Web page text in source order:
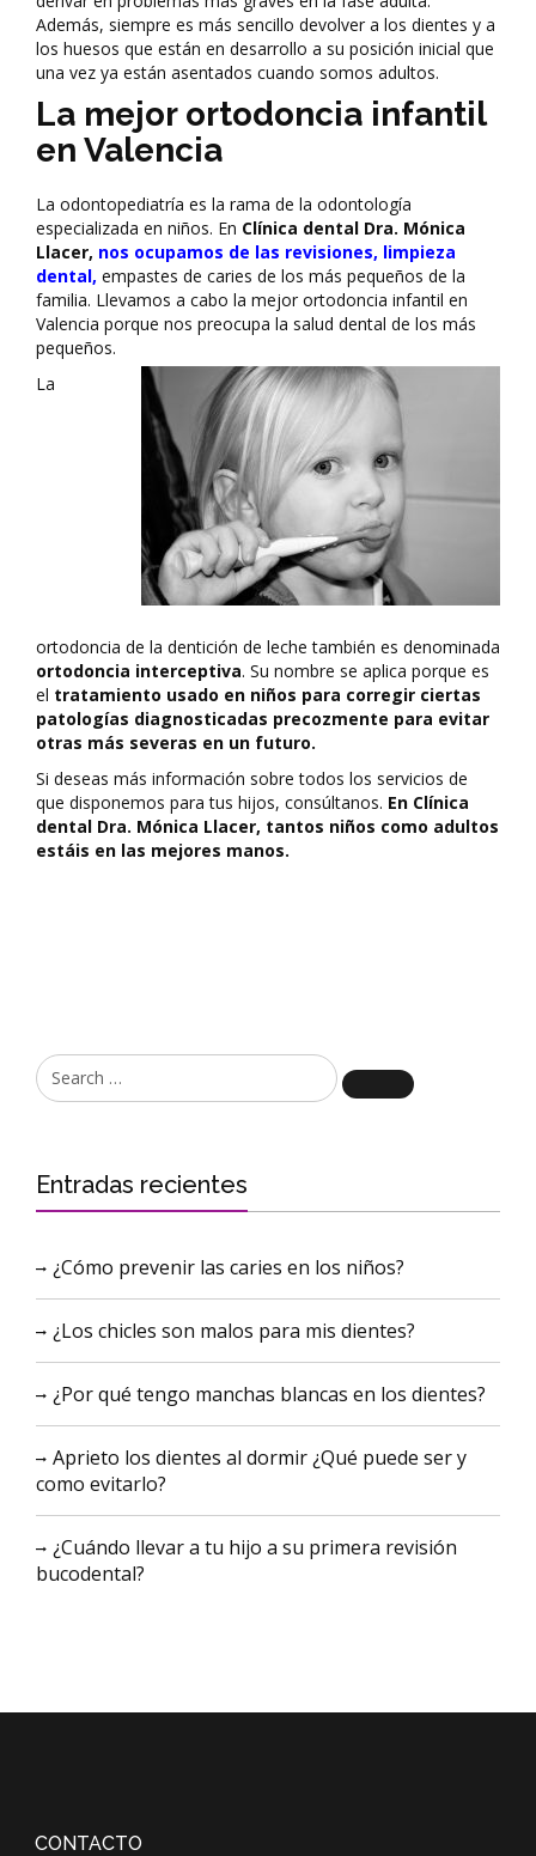
Además, siempre es más sencillo devolver a los dientes y a
los huesos que están en desarrollo a su posición inicial que
una vez ya están asentados cuando somos adultos.
La mejor ortodoncia infantil
en Valencia
La odontopediatría es la rama de la odontología
especializada en niños. En Clínica dental Dra. Mónica
Llacer, nos ocupamos de las revisiones, limpieza
dental, empastes de caries de los más pequeños de la
familia. Llevamos a cabo la mejor ortodoncia infantil en
Valencia porque nos preocupa la salud dental de los más
pequeños.
La
ortodoncia de la dentición de leche también es denominada
ortodoncia interceptiva. Su nombre se aplica porque es
el tratamiento usado en niños para corregir ciertas
patologías diagnosticadas precozmente para evitar
otras más severas en un futuro.
Si deseas más información sobre todos los servicios de
que disponemos para tus hijos, consúltanos. En Clínica
dental Dra. Mónica Llacer, tantos niños como adultos
estáis en las mejores manos.
Search
Entradas recientes
¿Cómo prevenir las caries en los niños?
¿Los chicles son malos para mis dientes?
¿Por qué tengo manchas blancas en los dientes?
Aprieto los dientes al dormir ¿Qué puede ser y
como evitarlo?
¿Cuándo llevar a tu hijo a su primera revisión
bucodental?
CONTACTO